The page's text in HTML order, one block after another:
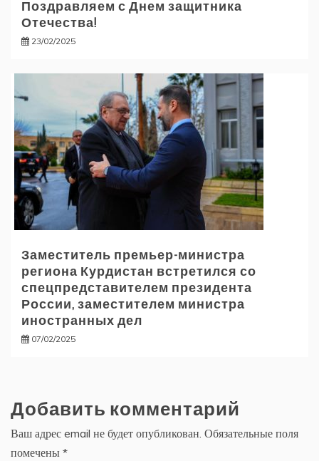
Поздравляем с Днем защитника
Отечества!
23/02/2025
Заместитель премьер-министра
региона Курдистан встретился со
спецпредставителем президента
России, заместителем министра
иностранных дел
07/02/2025
Добавить комментарий
Ваш адрес email не будет опубликован. Обязательные поля
помечены *